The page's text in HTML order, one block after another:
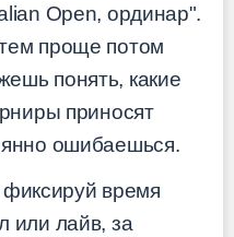
Open, ординар".
проще потом
понять, какие
приносят
ошибаешься.
время
или лайв, за